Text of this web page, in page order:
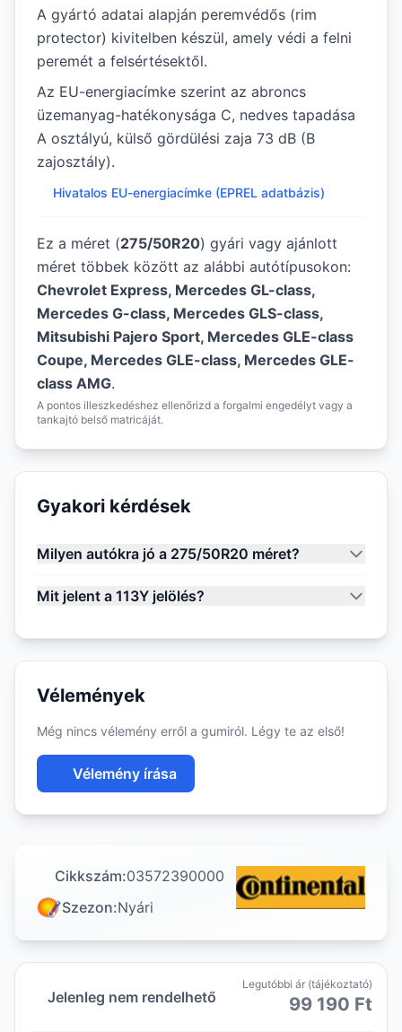
A gyártó adatai alapján peremvédős (rim
protector) kivitelben készül, amely védi a felni
peremét a felsértésektől.
Az EU-energiacímke szerint az abroncs
üzemanyag-hatékonysága C, nedves tapadása
A osztályú, külső gördülési zaja 73 dB (B
zajosztály).
Hivatalos EU-energiacímke (EPREL adatbázis)
Ez a méret (275/50R20) gyári vagy ajánlott
méret többek között az alábbi autótípusokon:
Chevrolet Express, Mercedes GL-class,
Mercedes G-class, Mercedes GLS-class,
Mitsubishi Pajero Sport, Mercedes GLE-class
Coupe, Mercedes GLE-class, Mercedes GLE-
class AMG.
A pontos illeszkedéshez ellenőrizd a forgalmi engedélyt vagy a
tankajtó belső matricáját.
Gyakori kérdések
Milyen autókra jó a 275/50R20 méret?
Mit jelent a 113Y jelölés?
Vélemények
Még nincs vélemény erről a gumiról. Légy te az első!
Vélemény írása
Cikkszám:03572390000
Szezon:Nyári
Jelenleg nem rendelhető
Legutóbbi ár (tájékoztató)
99 190 Ft